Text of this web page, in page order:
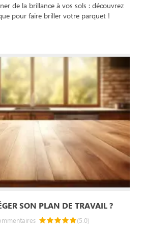
de la brillance à vos sols : découvrez
pour faire briller votre parquet !
SON PLAN DE TRAVAIL ?
(5.0)